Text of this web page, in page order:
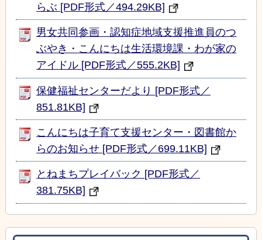
らぶ [PDF形式／494.29KB]
男女共同参画・認知症地域支援推進員のつ
ぶやき・こんにちは生活環境課・わが家の
アイドル [PDF形式／555.2KB]
保健福祉センターだより [PDF形式／
851.81KB]
こんにちは子育て支援センター・図書館か
らのお知らせ [PDF形式／699.11KB]
とねまちプレイバック [PDF形式／
381.75KB]